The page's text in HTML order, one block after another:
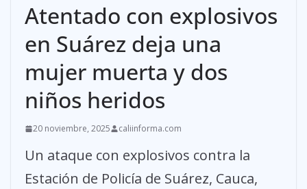
Atentado con explosivos
en Suárez deja una
mujer muerta y dos
niños heridos
20 noviembre, 2025 caliinforma.com
Un ataque con explosivos contra la
Estación de Policía de Suárez, Cauca,